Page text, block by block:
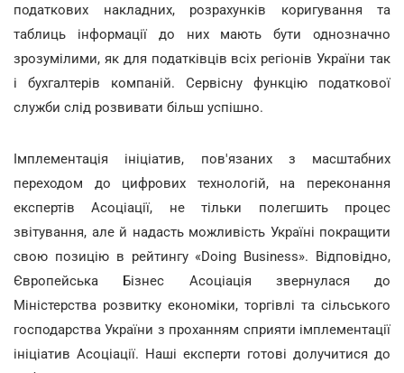
податкових накладних, розрахунків коригування та
таблиць інформації до них мають бути однозначно
зрозумілими, як для податківців всіх регіонів України так
і бухгалтерів компаній. Сервісну функцію податкової
служби слід розвивати більш успішно.
Імплементація ініціатив, пов'язаних з масштабних
переходом до цифрових технологій, на переконання
експертів Асоціації, не тільки полегшить процес
звітування, але й надасть можливість Україні покращити
свою позицію в рейтингу «Doing Business». Відповідно,
Європейська Бізнес Асоціація звернулася до
Міністерства розвитку економіки, торгівлі та сільського
господарства України з проханням сприяти імплементації
ініціатив Асоціації. Наші експерти готові долучитися до